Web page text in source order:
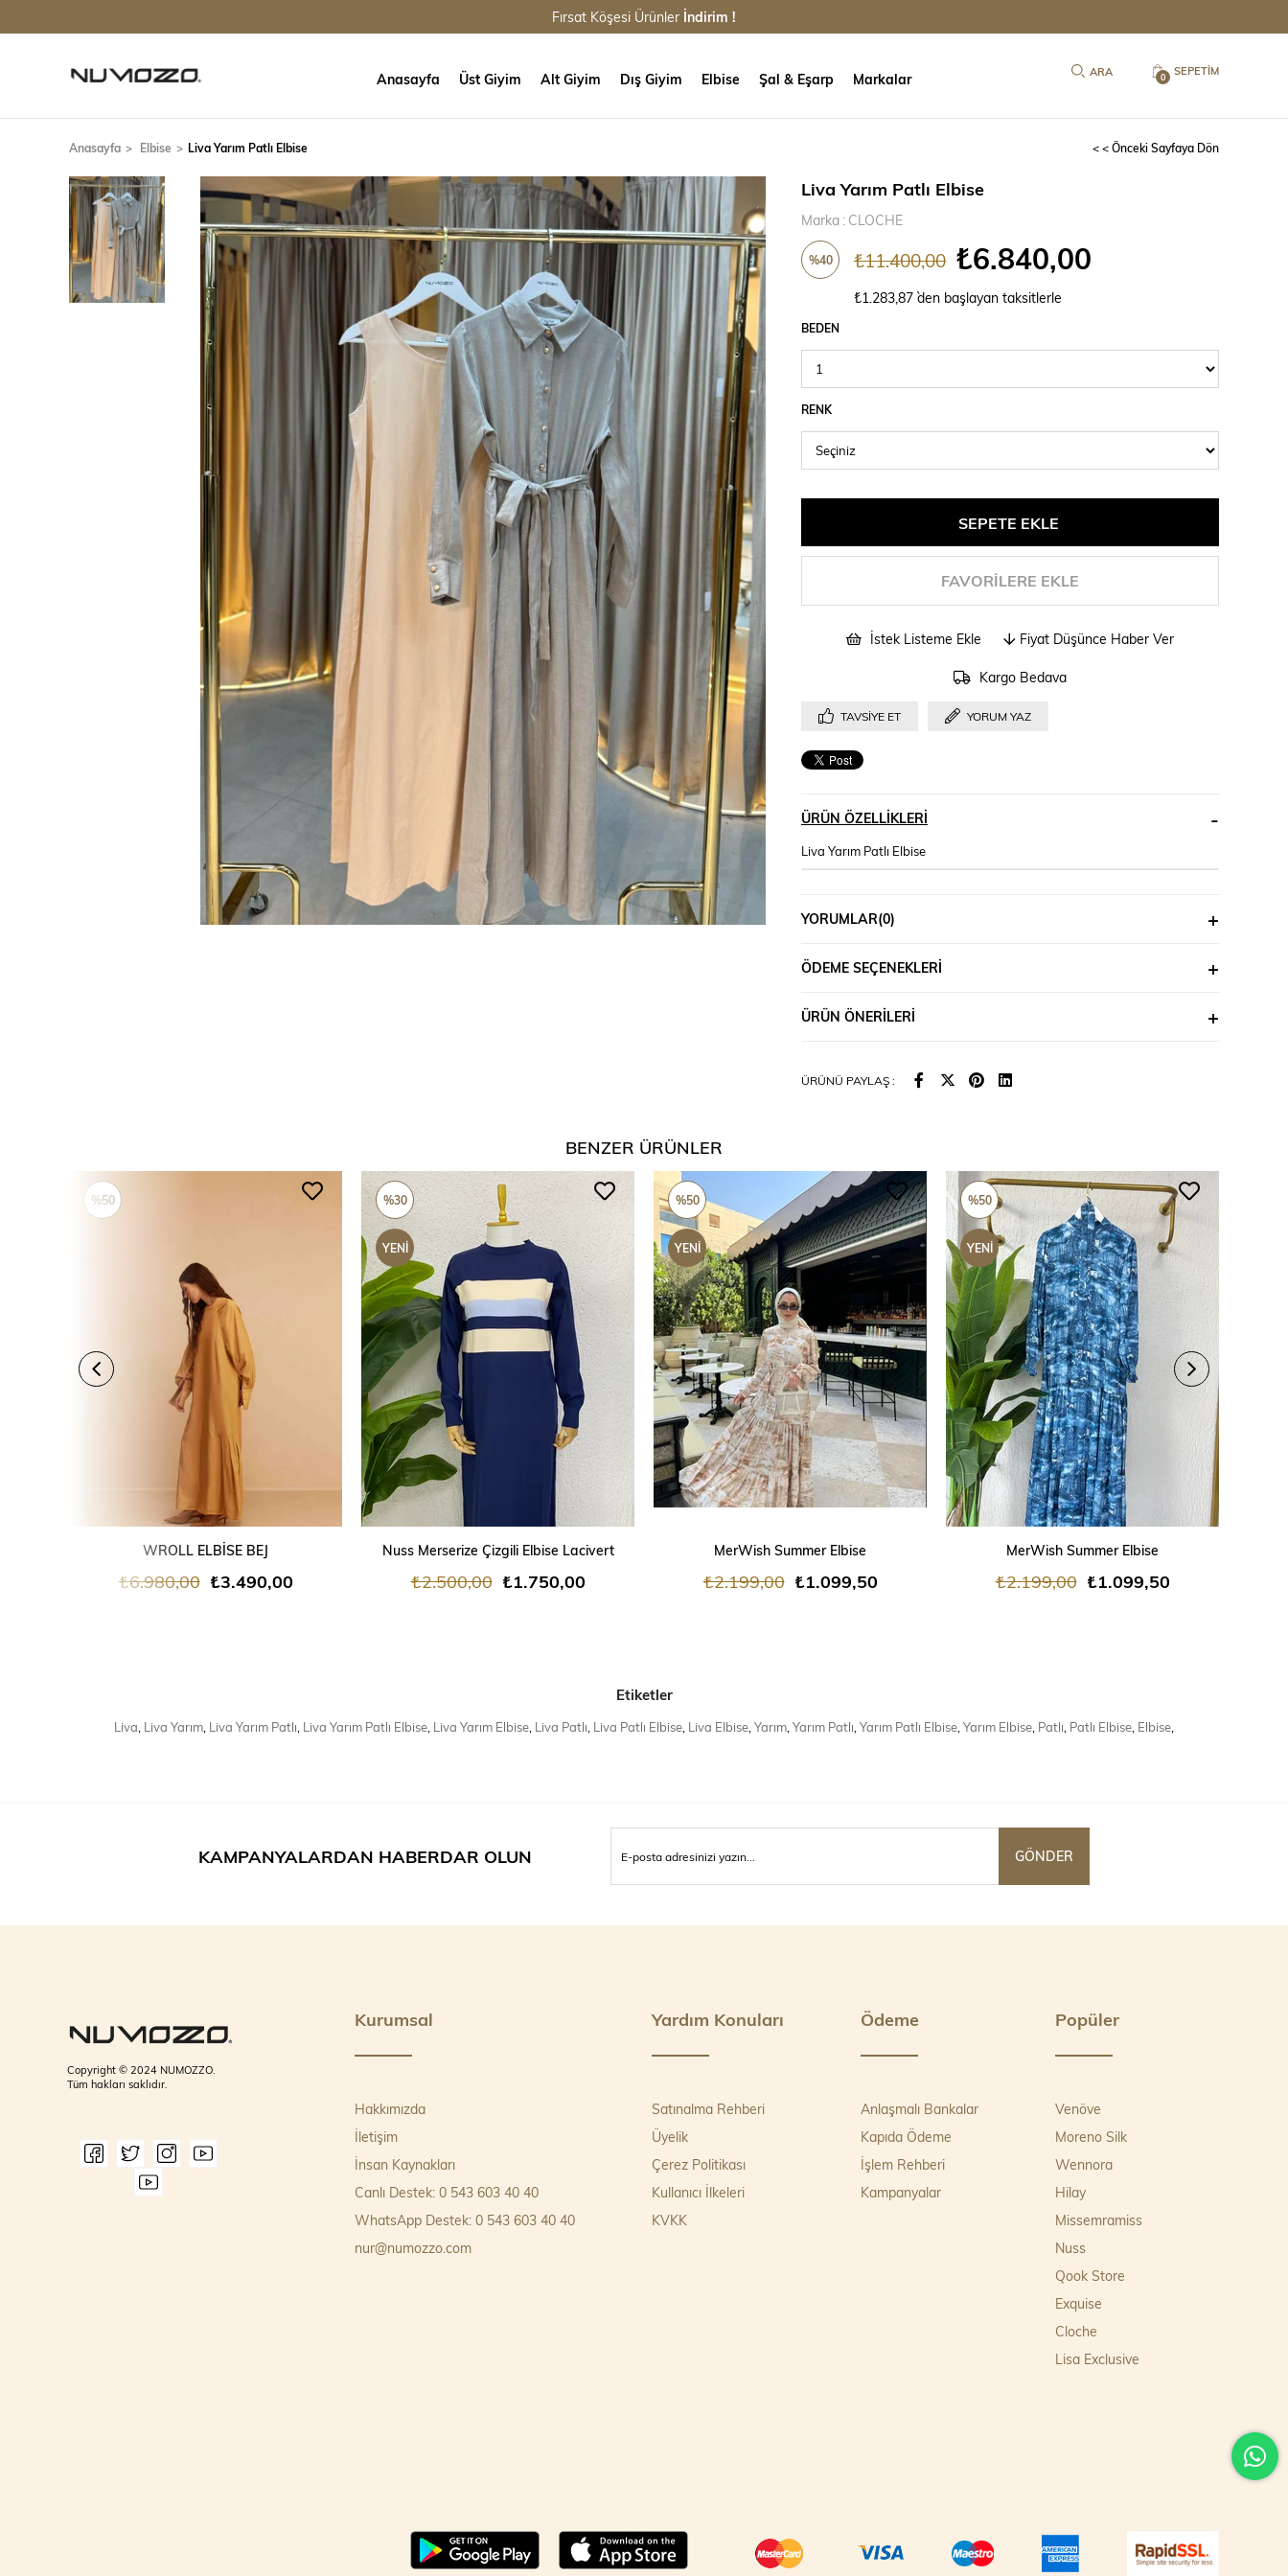
Fırsat Köşesi Ürünler İndirim !
SEPETIM
0
Anasayfa Üst Giyim Alt Giyim Dış Giyim Elbise Şal & Eşarp Markalar
Anasayfa Elbise Liva Yarım Patlı Elbise < < Önceki Sayfaya Dön
Liva Yarım Patlı Elbise
Marka : CLOCHE
%40 ₺11.400,00 ₺6.840,00
₺1.283,87 `den başlayan taksitlerle
BEDEN
RENK
FAVORILERE EKLE
İstek Listeme Ekle Fiyat Düşünce Haber Ver
Kargo Bedava
TAVSIYE ET YORUM YAZ
ÜRÜN ÖZELLIKLERI
Liva Yarım Patlı Elbise
YORUMLAR(0)
ÖDEME SEÇENEKLERI
ÜRÜN ÖNERILERI
ÜRÜNÜ PAYLAŞ :
BENZER ÜRÜNLER
SEPETE EKLE
WROLL ELBİSE BEJ
₺3.490,00
₺6.980,00
%50
Nuss Merserize Çizgili Elbise Lacivert
₺1.750,00
₺2.500,00
%30
YENI
ÜRÜN
MerWish Summer Elbise
₺1.099,50
₺2.199,00
%50
YENI
ÜRÜN
MerWish Summer Elbise
₺1.099,50
₺2.199,00
%50
YENI
ÜRÜN
Etiketler
Liva Liva Yarım Liva Yarım Patlı Liva Yarım Patlı Elbise Liva Yarım Elbise Liva Patlı Liva Patlı Elbise Liva Elbise Yarım Yarım Patlı Yarım Patlı Elbise Yarım Elbise Patlı Patlı Elbise Elbise
KAMPANYALARDAN HABERDAR OLUN GÖNDER
Kurumsal
Hakkımızda
İletişim
İnsan Kaynakları
Canlı Destek: 0 543 603 40 40
WhatsApp Destek: 0 543 603 40 40
nur@numozzo.com
Yardım Konuları
Satınalma Rehberi
Üyelik
Çerez Politikası
Kullanıcı İlkeleri
KVKK
Ödeme
Anlaşmalı Bankalar
Kapıda Ödeme
İşlem Rehberi
Kampanyalar
Popüler
Venöve
Moreno Silk
Wennora
Hilay
Missemramiss
Nuss
Qook Store
Exquise
Cloche
Lisa Exclusive
Copyright © 2024 NUMOZZO.
Tüm hakları saklıdır.